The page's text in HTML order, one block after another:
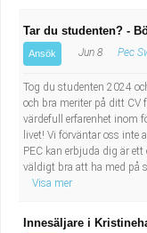
Tar du studenten? -
Ansök Jun 8 Pec
Tog du studenten 2024
och bra meriter på ditt CV
värdefull erfarenhet inom
livet! Vi förväntar oss inte
PEC kan erbjuda dig är
väldigt bra att ha med på
Visa mer
Innesäljare i